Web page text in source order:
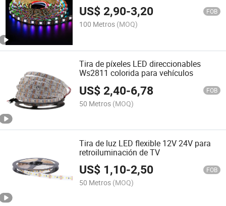
US$2,90-3,20 FOB
100 Metros (MOQ)
Tira de píxeles LED direccionables
Ws2811 colorida para vehículos
US$2,40-6,78 FOB
50 Metros (MOQ)
Tira de luz LED flexible 12V 24V para
retroiluminación de TV
US$ 1,10-2,50 FOB
50 Metros (MOQ)